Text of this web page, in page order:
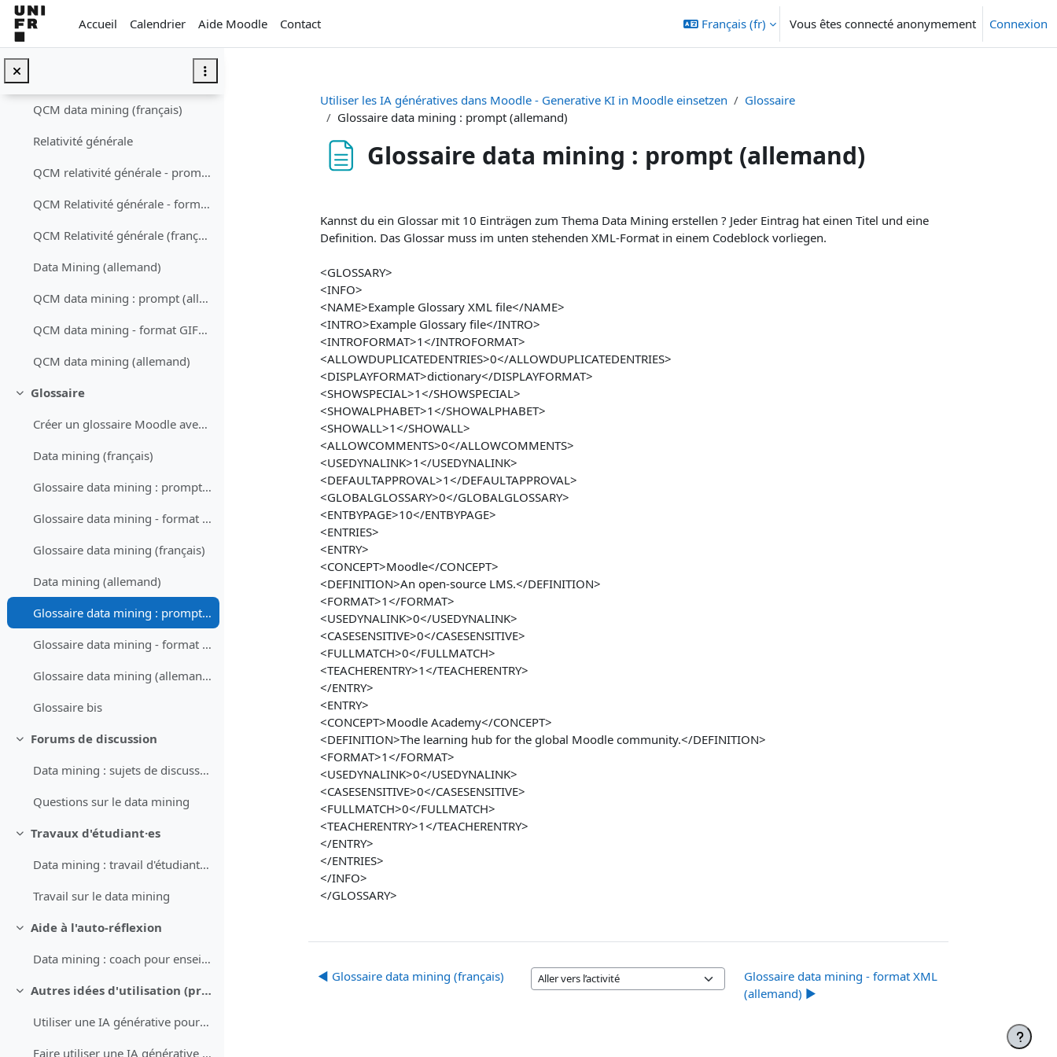
Passer au contenu principal
Accueil
Calendrier Aide Moodle Contact Français ‎(fr)‎ Vous êtes connecté anonymement Connexion
Data Mining (français)
QCM data mining : prompt (français)
QCM data mining - format GIFT (français)
QCM data mining (français)
Relativité générale
QCM relativité générale - prompts (français)
QCM Relativité générale - format GIFT (français)
QCM Relativité générale (français)
Data Mining (allemand)
QCM data mining : prompt (allemand)
QCM data mining - format GIFT (allemand)
QCM data mining (allemand)
Replier
Glossaire
Créer un glossaire Moodle avec ChatGPTDemander à C...
Data mining (français)
Glossaire data mining : prompt (français)
Glossaire data mining - format XML (français)
Glossaire data mining (français)
Data mining (allemand)
Glossaire data mining : prompt (allemand)
Glossaire data mining - format XML (allemand)
Glossaire data mining (allemand)
Glossaire bis
Replier
Forums de discussion
Data mining : sujets de discussion pour forum (prompt)
Questions sur le data mining
Replier
Travaux d'étudiant·es
Data mining : travail d'étudiant·es (prompt)
Travail sur le data mining
Replier
Aide à l'auto-réflexion
Data mining : coach pour enseignant·e (prompt)
Replier
Autres idées d'utilisation (proposées par l'IA)
Utiliser une IA générative pour préparer des contenus de cours
Faire utiliser une IA générative par les étudiant·es
Utiliser les IA génératives dans Moodle - Generative KI in Moodle einsetzen
Glossaire
Glossaire data mining : prompt (allemand)
Glossaire data mining : prompt (allemand)
Kannst du ein Glossar mit 10 Einträgen zum Thema Data Mining erstellen ? Jeder Eintrag hat einen Titel und eine
Definition. Das Glossar muss im unten stehenden XML-Format in einem Codeblock vorliegen.
<GLOSSARY>
<INFO>
<NAME>Example Glossary XML file</NAME>
<INTRO>Example Glossary file</INTRO>
<INTROFORMAT>1</INTROFORMAT>
<ALLOWDUPLICATEDENTRIES>0</ALLOWDUPLICATEDENTRIES>
<DISPLAYFORMAT>dictionary</DISPLAYFORMAT>
<SHOWSPECIAL>1</SHOWSPECIAL>
<SHOWALPHABET>1</SHOWALPHABET>
<SHOWALL>1</SHOWALL>
<ALLOWCOMMENTS>0</ALLOWCOMMENTS>
<USEDYNALINK>1</USEDYNALINK>
<DEFAULTAPPROVAL>1</DEFAULTAPPROVAL>
<GLOBALGLOSSARY>0</GLOBALGLOSSARY>
<ENTBYPAGE>10</ENTBYPAGE>
<ENTRIES>
<ENTRY>
<CONCEPT>Moodle</CONCEPT>
<DEFINITION>An open-source LMS.</DEFINITION>
<FORMAT>1</FORMAT>
<USEDYNALINK>0</USEDYNALINK>
<CASESENSITIVE>0</CASESENSITIVE>
<FULLMATCH>0</FULLMATCH>
<TEACHERENTRY>1</TEACHERENTRY>
</ENTRY>
<ENTRY>
<CONCEPT>Moodle Academy</CONCEPT>
<DEFINITION>The learning hub for the global Moodle community.</DEFINITION>
<FORMAT>1</FORMAT>
<USEDYNALINK>0</USEDYNALINK>
<CASESENSITIVE>0</CASESENSITIVE>
<FULLMATCH>0</FULLMATCH>
<TEACHERENTRY>1</TEACHERENTRY>
</ENTRY>
</ENTRIES>
</INFO>
</GLOSSARY>
◀︎ Glossaire data mining (français)
Aller vers l’activité
Glossaire data mining - format XML
(allemand) ▶︎